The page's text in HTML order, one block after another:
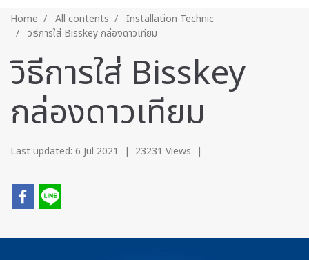
Home All contents
Installation Technic
วิธีการใส่ Bisskey กล่องดาวเทียม
วิธีการใส่ Bisskey
กล่องดาวเทียม
Last updated: 6 Jul 2021 | 23231 Views |